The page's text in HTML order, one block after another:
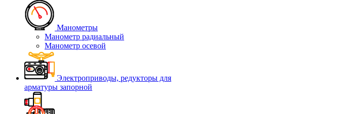
Манометры
Манометр радиальный
Манометр осевой
Электроприводы, редукторы для
арматуры запорной